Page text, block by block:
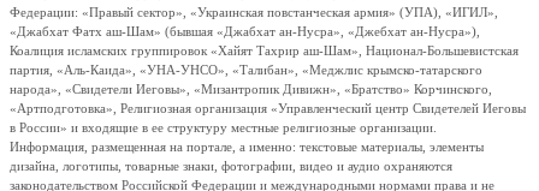
Федерации: «Правый сектор», «Украинская повстанческая армия» (УПА), «ИГИЛ»,
«Джабхат Фатх аш-Шам» (бывшая «Джабхат ан-Нусра», «Джебхат ан-Нусра»),
Коалиция исламских группировок «Хайят Тахрир аш-Шам», Национал-Большевистская
партия, «Аль-Каида», «УНА-УНСО», «Талибан», «Меджлис крымско-татарского
народа», «Свидетели Иеговы», «Мизантропик Дивижн», «Братство» Корчинского,
«Артподготовка», Религиозная организация «Управленческий центр Свидетелей Иеговы
в России» и входящие в ее структуру местные религиозные организации.
Информация, размещенная на портале, а именно: текстовые материалы, элементы
дизайна, логотипы, товарные знаки, фотографии, видео и аудио охраняются
законодательством Российской Федерации и международными нормами права и не